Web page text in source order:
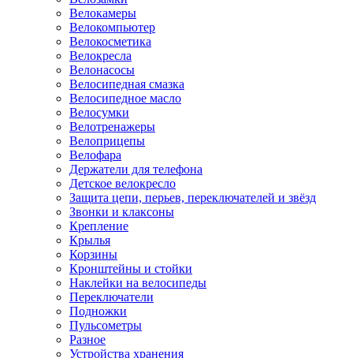
Велокамеры
Велокомпьютер
Велокосметика
Велокресла
Велонасосы
Велосипедная смазка
Велосипедное масло
Велосумки
Велотренажеры
Велоприцепы
Велофара
Держатели для телефона
Детское велокресло
Защита цепи, перьев, переключателей и звёзд
Звонки и клаксоны
Крепление
Крылья
Корзины
Кронштейны и стойки
Наклейки на велосипеды
Переключатели
Подножки
Пульсометры
Разное
Устройства хранения